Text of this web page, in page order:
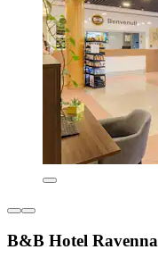
B&B Hotel Ravenna